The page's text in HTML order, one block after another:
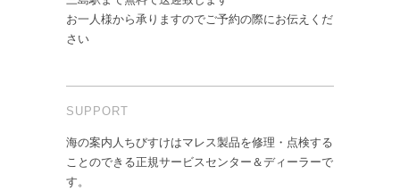
お一人様から承りますのでご予約の際にお伝えくだ
さい
SUPPORT
海の案内人ちびすけはマレス製品を修理・点検する
ことのできる正規サービスセンター＆ディーラーで
す。